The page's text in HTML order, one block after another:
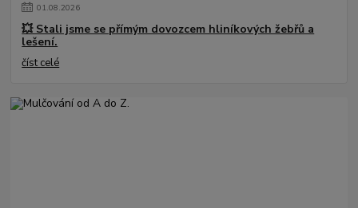
01.08.2026
💥 Stali jsme se přímým dovozcem hliníkových žebřů a
lešení.
číst celé